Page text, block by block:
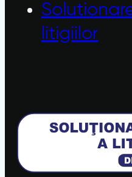
litigiilor